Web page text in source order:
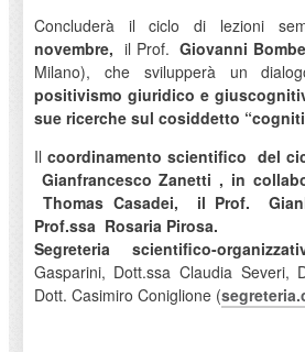
Concluderà il ciclo di lezioni
novembre, il Prof.Giovanni
Milano), che svilupperà un
positivismo giuridico e
sue ricerche sul cosiddetto
Il coordinamento scientifico del
Gianfrancesco Zanetti , in
Thomas Casadei,
il Prof.
Prof.ssa Rosaria Pirosa.
Segreteria scientifico-
Gasparini, Dott.ssa Claudia Severi,
Dott. Casimiro Coniglione (